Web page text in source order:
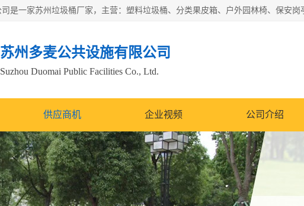
苏州多麦公共设施有限公司
Suzhou Duomai Public Facilities Co., Ltd.
供应商机 企业视频 公司介绍